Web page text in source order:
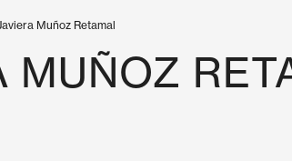
Muñoz Retamal
MUÑOZ